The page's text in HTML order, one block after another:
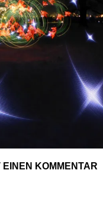
KOMMENTAR